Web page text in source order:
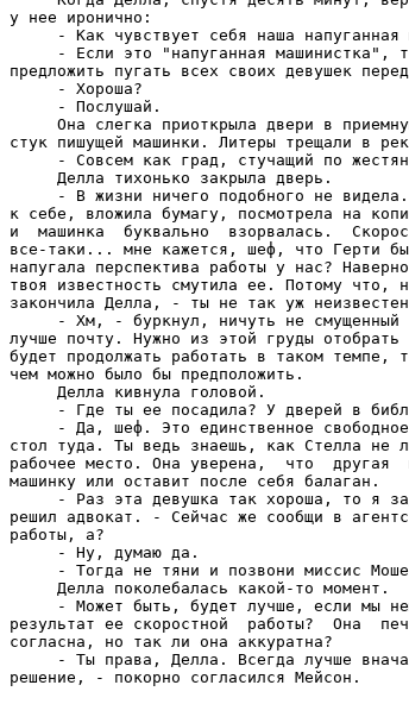
у нее иронично:
- Как чувствует себя наша напуганная
- Если это "напуганная машинистка",
предложить пугать всех своих девушек
     - Хороша?
     - Послушай.
Она слегка приоткрыла двери в
стук пишущей машинки. Литеры трещали в
- Совсем как град, стучащий по
     Делла тихонько закрыла дверь.
- В жизни ничего подобного не
к себе, вложила бумагу, посмотрела на
и  машинка  буквально  взорвалась.
все-таки... мне кажется, шеф, что Герти
напугала перспектива работы у нас?
твоя известность смутила ее. Потому что,
закончила Делла, - ты не так уж
- Хм, - буркнул, ничуть не
лучше почту. Нужно из этой груды
будет продолжать работать в таком темпе,
чем можно было бы предположить.
     Делла кивнула головой.
- Где ты ее посадила? У дверей в
- Да, шеф. Это единственное
стол туда. Ты ведь знаешь, как Стелла не
рабочее место. Она уверена,  что  другая
машинку или оставит после себя балаган.
- Раз эта девушка так хороша, то я
решил адвокат. - Сейчас же сообщи в
работы, а?
     - Ну, думаю да.
- Тогда не тяни и позвони миссис
     Делла поколебалась какой-то момент.
- Может быть, будет лучше, если мы
результат ее скоростной  работы?  Она
согласна, но так ли она аккуратна?
- Ты права, Делла. Всегда лучше